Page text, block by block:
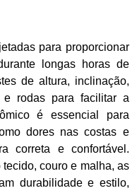
para proporcionar
longas horas de
de altura, inclinação,
e rodas para facilitar a
é essencial para
dores nas costas e
correta e confortável.
couro e malha, as
durabilidade e estilo,